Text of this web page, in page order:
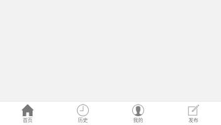
首页 历史 我的 发布